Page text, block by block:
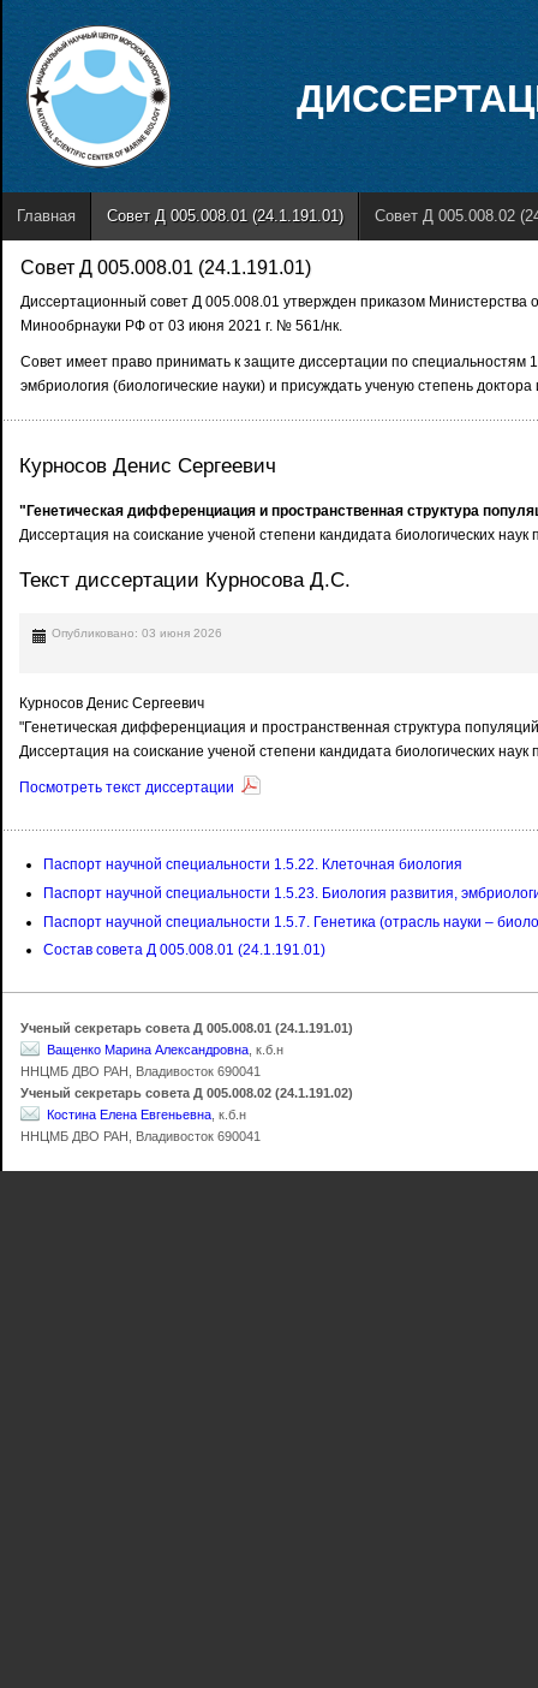
Главная Совет Д 005.008.01 (24.1.191.01) Совет Д 005.008.02
Совет Д 005.008.01 (24.1.191.01)
Диссертационный совет Д 005.008.01 утвержден приказом
Минообрнауки РФ от 03 июня 2021 г. № 561/нк.
Совет имеет право принимать к защите диссертации по специальностям
эмбриология (биологические науки) и присуждать ученую степень
Курносов Денис Сергеевич
"Генетическая дифференциация и пространственная структура
Диссертация на соискание ученой степени кандидата биологических наук
Текст диссертации Курносова Д.С.
Опубликовано: 03 июня 2026
Курносов Денис Сергеевич
"Генетическая дифференциация и пространственная структура
Диссертация на соискание ученой степени кандидата биологических наук
Посмотреть текст диссертации
Паспорт научной специальности 1.5.22. Клеточная биология
Паспорт научной специальности 1.5.23. Биология развития,
Паспорт научной специальности 1.5.7. Генетика (отрасль науки –
Состав совета Д 005.008.01 (24.1.191.01)
Ученый секретарь совета Д 005.008.01 (24.1.191.01)
Ващенко Марина Александровна , к.б.н
ННЦМБ ДВО РАН, Владивосток 690041
Ученый секретарь совета Д 005.008.02 (24.1.191.02)
Костина Елена Евгеньевна , к.б.н
ННЦМБ ДВО РАН, Владивосток 690041